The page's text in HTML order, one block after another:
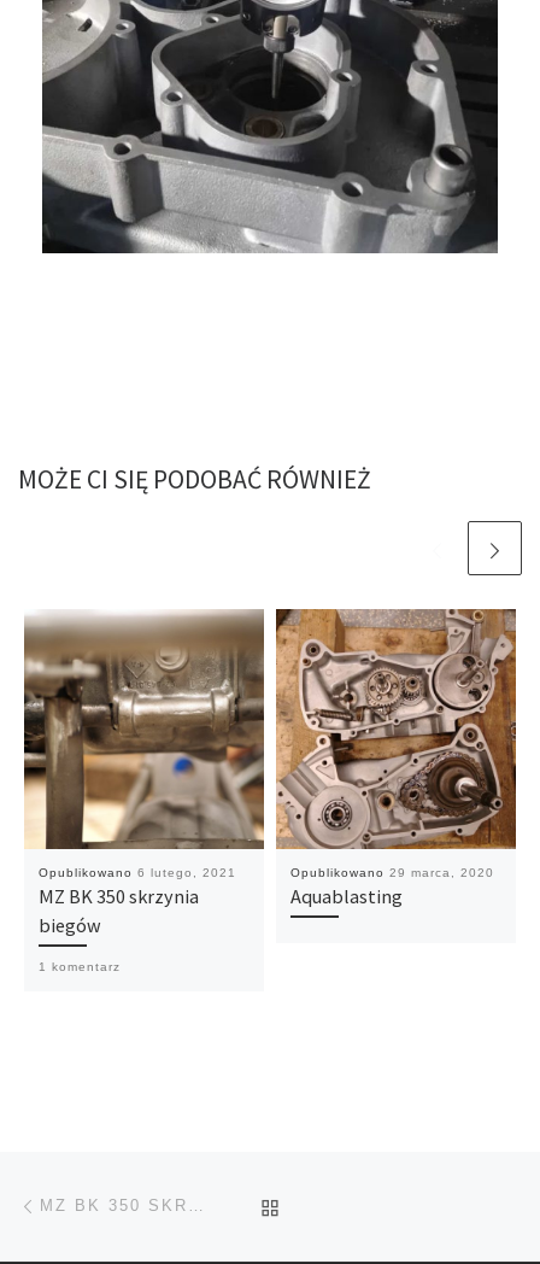
MOŻE CI SIĘ PODOBAĆ RÓWNIEŻ
Opublikowano 6 lutego, 2021
MZ BK 350 skrzynia
biegów
1 komentarz
Opublikowano 29 marca, 2020
Aquablasting
Przeglądanie Wpisów
MZ BK 350 SKRZYNIA BIEGÓW